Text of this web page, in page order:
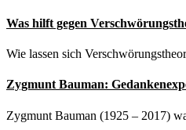
Was hilft gegen
Wie lassen sich
Zygmunt Bauman:
Zygmunt Bauman (1925 – 2017)